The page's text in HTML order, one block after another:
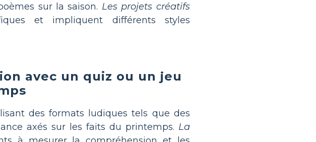
sur la saison. Les projets créatifs
et impliquent différents styles
avec un quiz ou un jeu
des formats ludiques tels que des
axés sur les faits du printemps. La